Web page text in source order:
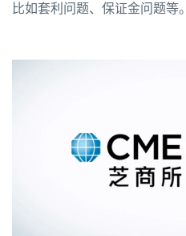
比如套利问题、保证金问题等。